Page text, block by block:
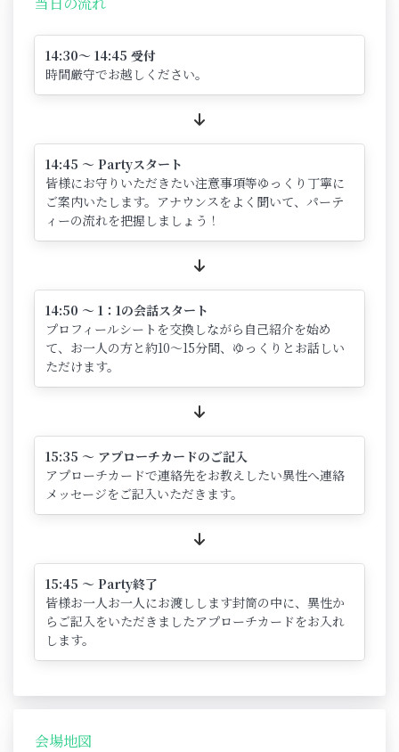
14:30～ 14:45 受付
時間厳守でお越しください。
14:45 ～ Partyスタート
皆様にお守りいただきたい注意事項等ゆっくり丁寧に
ご案内いたします。アナウンスをよく聞いて、パーテ
ィーの流れを把握しましょう！
14:50 ～ 1：1の会話スタート
プロフィールシートを交換しながら自己紹介を始め
て、お一人の方と約10～15分間、ゆっくりとお話しい
ただけます。
15:35 ～ アプローチカードのご記入
アプローチカードで連絡先をお教えしたい異性へ連絡
メッセージをご記入いただきます。
15:45 ～ Party終了
皆様お一人お一人にお渡しします封筒の中に、異性か
らご記入をいただきましたアプローチカードをお入れ
します。
会場地図